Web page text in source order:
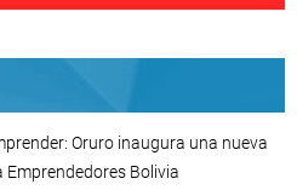
Oruro inaugura una nueva
Emprendedores Bolivia